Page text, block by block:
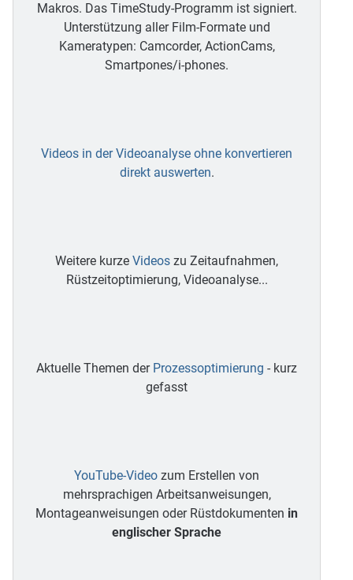
Makros. Das TimeStudy-Programm ist signiert.
Unterstützung aller Film-Formate und
Kameratypen: Camcorder, ActionCams,
Smartpones/i-phones.
Videos in der Videoanalyse ohne konvertieren
direkt auswerten.
Weitere kurze Videos zu Zeitaufnahmen,
Rüstzeitoptimierung, Videoanalyse...
Aktuelle Themen der Prozessoptimierung - kurz
gefasst
YouTube-Video zum Erstellen von
mehrsprachigen Arbeitsanweisungen,
Montageanweisungen oder Rüstdokumenten in
englischer Sprache